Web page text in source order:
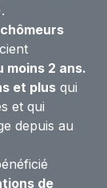
chômeurs
moins 2 ans.
et plus qui
et qui
depuis au
de